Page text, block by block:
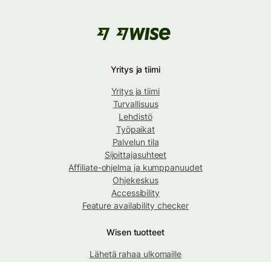
Yritys ja tiimi
Yritys ja tiimi
Turvallisuus
Lehdistö
Työpaikat
Palvelun tila
Sijoittajasuhteet
Affiliate-ohjelma ja kumppanuudet
Ohjekeskus
Accessibility
Feature availability checker
Wisen tuotteet
Lähetä rahaa ulkomaille